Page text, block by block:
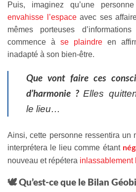
Puis, imaginez qu’une personne
envahisse l’espaceavec ses
mêmes porteuses
commence à se plaindre en
inadapté à son bien-être.
Que vont faire ces
d’harmonie ? Elles
le lieu…
Ainsi, cette personne ressentira un
interprétera le lieu comme étant
nouveau et répétera inlassablement
🕊️ Qu’est-ce que le Bilan